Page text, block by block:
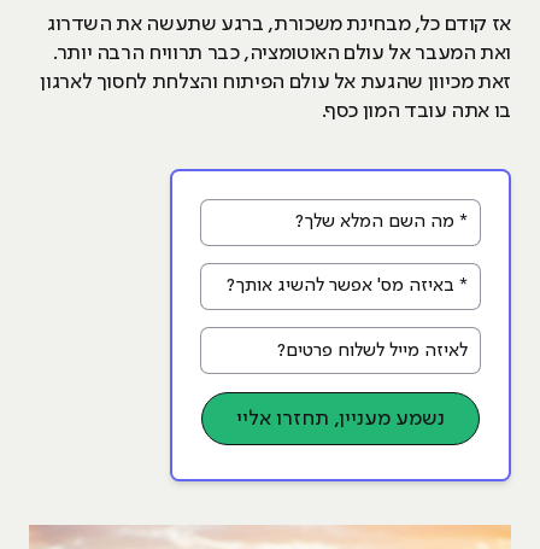
אז קודם כל, מבחינת משכורת, ברגע שתעשה את השדרוג
ואת המעבר אל עולם האוטומציה, כבר תרוויח הרבה יותר.
זאת מכיוון שהגעת אל עולם הפיתוח והצלחת לחסוך לארגון
בו אתה עובד המון כסף.
* מה השם המלא שלך?
* באיזה מס' אפשר להשיג אותך?
לאיזה מייל לשלוח פרטים?
נשמע מעניין, תחזרו אליי